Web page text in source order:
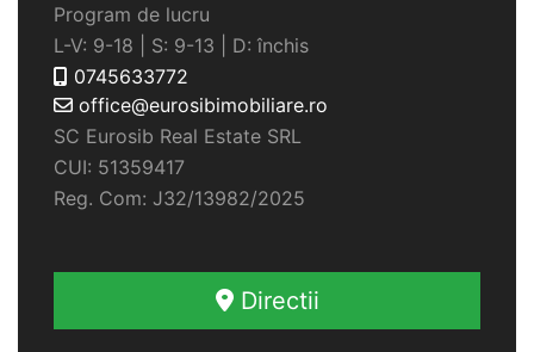
Program de lucru
L-V: 9-18 | S: 9-13 | D: închis
0745633772
office@eurosibimobiliare.ro
SC Eurosib Real Estate SRL
CUI: 51359417
Reg. Com: J32/13982/2025
Directii